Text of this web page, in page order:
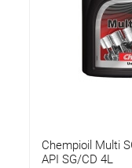
Chempioil Multi
API SG/CD 4L